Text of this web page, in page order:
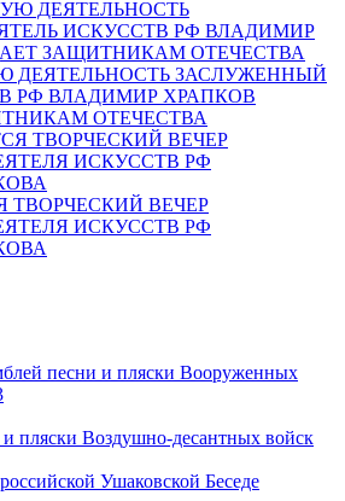
ДЕЯТЕЛЬНОСТЬ ЗАСЛУЖЕННЫЙ
РФ ВЛАДИМИР ХРАПКОВ
ОТЕЧЕСТВА
ТВОРЧЕСКИЙ ВЕЧЕР
ИСКУССТВ РФ
песни и пляски Вооруженных
пляски Воздушно-десантных войск
Ушаковской Беседе